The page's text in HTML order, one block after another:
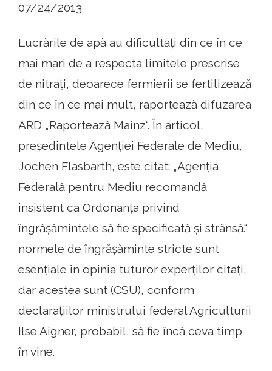
07/24/2013
Lucrările de apă au dificultăți din ce în ce
mai mari de a respecta limitele prescrise
de nitrați, deoarece fermierii se fertilizează
din ce în ce mai mult, raportează difuzarea
ARD „Raportează Mainz“. În articol,
președintele Agenției Federale de Mediu,
Jochen Flasbarth, este citat: „Agenția
Federală pentru Mediu recomandă
insistent ca Ordonanța privind
îngrășămintele să fie specificată și strânsă.“
normele de îngrășăminte stricte sunt
esențiale în opinia tuturor experților citați,
dar acestea sunt (CSU), conform
declarațiilor ministrului federal Agriculturii
Ilse Aigner, probabil, să fie încă ceva timp
în vine.